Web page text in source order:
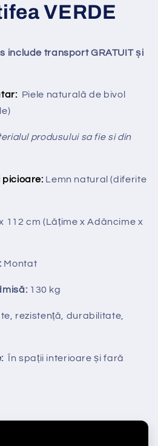
VERDE
include transport GRATUIT și
Piele naturală de bivol
produsului sa fie si din
picioare: Lemn natural (diferite
112 cm(Lățime x Adâncime x
Montat
130 kg
rezistență, durabilitate,
În spații interioare și fară